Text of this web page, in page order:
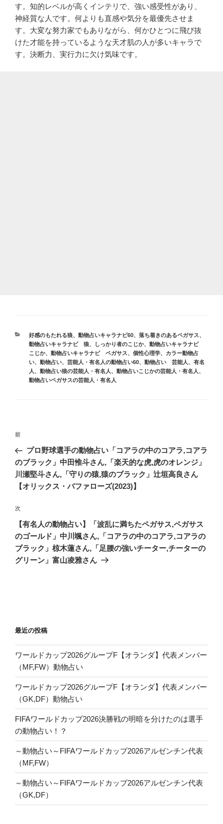
す。知的レベルが高くインテリで、強い感受性があり、
神経質な人です。何よりも直感や気分を最優先させま
す。大変な努力家でもありながら、何かひとつに飛び抜
けた才能を持っているような天才肌の人が多いキャラで
す。決断力、実行力に欠け気味です。
カ
テ
ゴ
リ
ー
好感のもたれる狼、 動物占いキャラナビ60、 落ち着きのあるペガサス、
動物占いキャラナビ 狼、 しっかり者のこじか、 動物占いキャラナビ
こじか、 動物占いキャラナビ ペガサス、 個性心理学、
カラー動物占
い、 動物占い、 芸能人・有名人の動物占い60、 動物占い 芸能人、有名
人 、 動物占い狼の芸能人・有名人 、 動物占いこじかの芸能人・有名人 、
動物占いペガサスの芸能人・有名人
投
ナ
ビ
ゲ
シ
ョ
ン
前
の
投
稿
前
プロ野球選手の動物占い「コアラの中のコアラ,コアラ
のブラック」中田惟斗さん,「楽天的な虎,虎のオレンジ」
川瀬堅斗さん,「守りの猿,猿のブラック」辻垣高良さん
【オリックス・バファローズ(2023)】
次
の
投
稿
次
【有名人の動物占い】「波乱に満ちたペガサス,ペガサス
のゴールド」中川颯さん,「コアラの中のコアラ,コアラの
ブラック」椋木蓮さん,「足腰の強いチーター,チーターの
グリーン」富山凌雅さん
最近の投稿
ワールドカップ2026グループF【オランダ】代表メンバー
（MF,FW）動物占い
ワールドカップ2026グループF【オランダ】代表メンバー
（GK,DF）動物占い
FIFAワールドカップ2026決勝戦の明暗を分けたのは選手
の動物占い！？
～動物占い～FIFAワールドカップ2026アルゼンチン代表
（MF,FW）
～動物占い～FIFAワールドカップ2026アルゼンチン代表
（GK,DF）